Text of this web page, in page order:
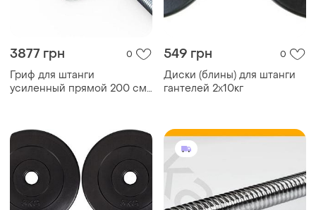
3877 грн 0
Гриф для штанги
усиленный прямой 200 см
549 грн 0
Диски (блины) для штанги
гантелей 2х10кг